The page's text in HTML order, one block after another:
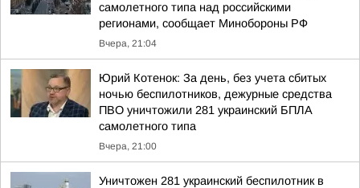
самолетного типа над российскими
регионами, сообщает Минобороны РФ
Вчера, 21:04
Юрий Котенок: За день, без учета сбитых
ночью беспилотников, дежурные средства
ПВО уничтожили 281 украинский БПЛА
самолетного типа
Вчера, 21:00
Уничтожен 281 украинский беспилотник в